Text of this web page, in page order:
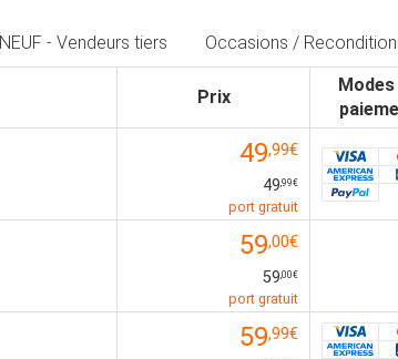
NEUF - Vendeurs tiers Occasions /
Prix
Modes
49,99€
49,99€
port gratuit
59,00€
59,00€
port gratuit
59,99€